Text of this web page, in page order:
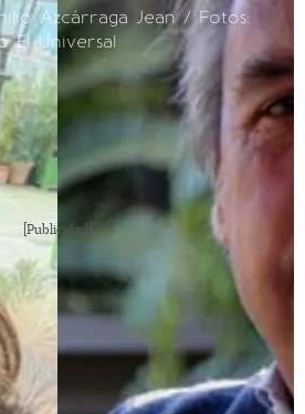
Azcárraga Jean / Fotos:
El Universal
[Publicidad]